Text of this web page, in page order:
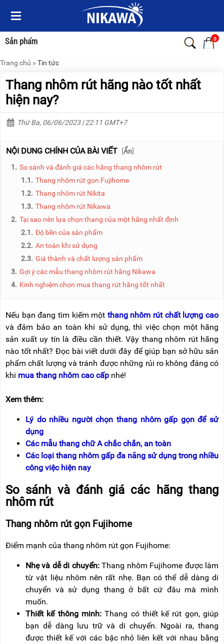
Sản phẩm 0
Menu
Sản
phẩm
TRANG
THANG
NHÔM
XE
DÂY
THOÁT
XE
NÂNG
VIDEO
TỨC
CHÍ
NÓI
VỀ
NIKAWA
GIỚI
THIỆU
LÝ
LIÊN
Menu
Sản
phẩm
TRANG
THANG
NHÔM
THANG
NHÔM
THANG
GẤP
(THANG
LỒNG)
THANG
CÁCH
ĐIỆN
NHÔM
CHỮ
A
THANG
NHÔM
CÔNG
NGHIỆP
NHÔM
GIÁO
THANG
RẢNH
ĐẨY
HÀNG
BỘ
DÂY
HIỂM
Trang chủ » Tin tức
Thang nhôm rút hãng nào tốt nhất
hiện nay?
Thứ Ba, 06/06/2023 | 22:11 GMT+7
NỘI DUNG CHÍNH CỦA BÀI VIẾT [Ẩn]
1. So sánh và đánh giá các hãng thang nhôm rút
1.1. Thang nhôm rút gọn Fujihome
1.2. Thang nhôm rút Nikita
1.3. Thang nhôm rút Nikawa
2. Tại sao nên lựa chọn thang của một hãng nhất định
2.1. Độ bền của sản phẩm
2.2. An toàn khi sử dụng
2.3. Giá thành và chất lượng sản phẩm
3. Gợi ý các mẫu thang nhôm rút hãng Nikawa
4. Kinh nghiệm chọn mua thang rút hãng tốt nhất
Nếu bạn đang tìm kiếm một thang nhôm rút chất lượng cao
và đảm bảo an toàn khi sử dụng, thì việc chọn một hãng
sản xuất uy tín là điều cần thiết. Vậy thang nhôm rút hãng
nào tốt nhất? Đọc bài viết dưới đây để giúp bạn sở hữu sản
phẩm chất lượng và tránh được những rủi ro không đáng có
khi mua thang nhôm cao cấp nhé!
Xem thêm:
Lý do nhiều người chọn thang nhôm gấp gọn để sử
dụng
Các mẫu thang chữ A chắc chắn, an toàn
Các loại thang nhôm gấp đa năng sử dụng trong nhiều
công việc hiện nay
So sánh và đánh giá các hãng thang
nhôm rút
Thang nhôm rút gọn Fujihome
Điểm mạnh của thang nhôm rút gọn Fujihome:
Nhẹ và dễ di chuyển:Thang nhôm Fujihome được làm
từ vật liệu nhôm nên rất nhẹ. Bạn có thể dễ dàng di
chuyển và sử dụng thang ở bất cứ đâu mà mình
muốn.
Thiết kế thông minh:Thang có thiết kế rút gọn, giúp
bạn dễ dàng lưu trữ và di chuyển. Ngoài ra, thang
được thiết kế với các bậc nhỏ liên kết với nhau bằng